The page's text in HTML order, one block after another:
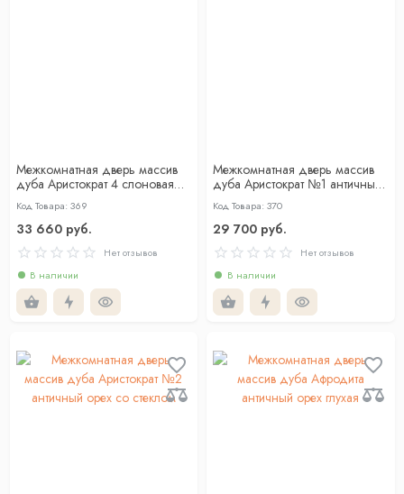
Межкомнатная дверь массив
дуба Аристократ 4 слоновая
кость со стеклом
Код Товара: 369
33 660 руб.
Нет отзывов
В наличии
Межкомнатная дверь массив
дуба Аристократ №1 античный
орех глухая
Код Товара: 370
29 700 руб.
Нет отзывов
В наличии